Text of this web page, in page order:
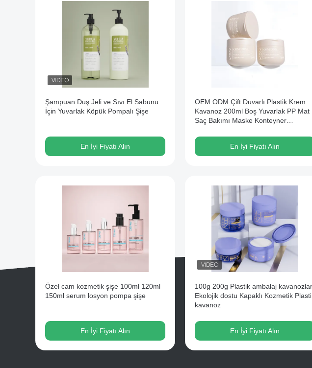
Şampuan Duş Jeli ve Sıvı El Sabunu
İçin Yuvarlak Köpük Pompalı Şişe
En İyi Fiyatı Alın
OEM ODM Çift Duvarlı Plastik Krem
Kavanoz 200ml Boş Yuvarlak PP Mat
Saç Bakımı Maske Konteyner
En İyi Fiyatı Alın
Özel cam kozmetik şişe 100ml 120ml
150ml serum losyon pompa şişe
En İyi Fiyatı Alın
100g 200g Plastik ambalaj
Ekolojik dostu Kapaklı Kozmetik
kavanoz
En İyi Fiyatı Alın